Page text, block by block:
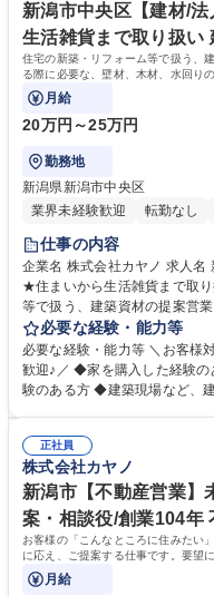
新潟市中央区【建材/
生活雑貨まで取り扱い
住宅の新築・リフォーム等で扱う、
る際に必要な、壁材、木材、水回り
地域の工務店・ハウスメーカー・ビル
月給
20万円～25万円
勤務地
新潟県新潟市中央区
業界未経験歓迎
転勤なし
仕事の内容
企業名 株式会社カヤノ 求人名 新潟市中央区【建材/法人営業】未経験歓迎
★住まいから生活雑貨まで取り扱い 仕事の内容 住宅の新築・
等で扱う、建築資材の提案営
要な、壁材、木材、水回りの
先】新潟地域の工務店・ハウスメーカー・
受注・発注業務、在庫管理、
必要な建材をメーカーに発注
す。その後、先輩と同行しな
ご安心ください。 募集職種 新潟市中央区【建材/法人営業】未経験歓迎★
住まいから生活雑貨まで取り
必要な経験・能力等
必要な経験・能力等 ＼お客様
歓迎♪／ ◆家を購入した経験
験のある方 ◆建築現場など、
切にしています。 当社は住ま
おり、お客様1人1人に合わせ
「お客様のためにどんな提案
る方を募集しています。 学歴・資格 学歴：大学院 大学 高専 短大 専修学
校 高校 語学力： 資格：2級建
正社員
株式会社カヤノ
新潟市【不動産営業】
案・相談役/創業104年
お客様の「こんなところに住みたい
に応え、ご提案する仕事です。要望
きます。書類作成等の仕事から覚えま
月給